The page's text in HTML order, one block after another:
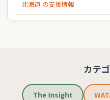
北海道 の支援情報
カテ
The Insight